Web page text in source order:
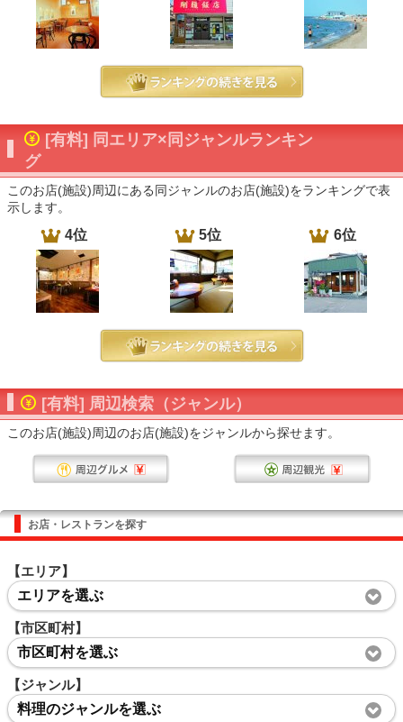
[有料] 同エリア×同ジャンルランキン
グ
このお店(施設)周辺にある同ジャンルのお店(施設)をランキングで表
示します。
4位 5位 6位
[有料] 周辺検索（ジャンル）
このお店(施設)周辺のお店(施設)をジャンルから探せます。
お店・レストランを探す
【エリア】
エリアを選ぶ
【市区町村】
市区町村を選ぶ
【ジャンル】
料理のジャンルを選ぶ